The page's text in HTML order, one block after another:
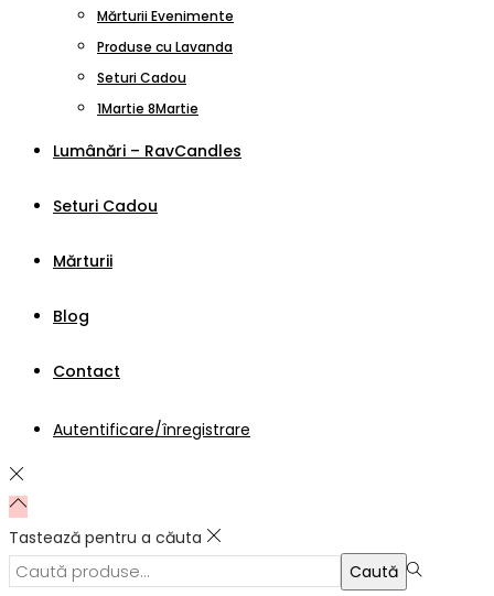
Mărturii Evenimente
Produse cu Lavanda
Seturi Cadou
1Martie 8Martie
Lumânări – RavCandles
Seturi Cadou
Mărturii
Blog
Contact
Autentificare/înregistrare
Tastează pentru a căuta
Caută:>
Caută